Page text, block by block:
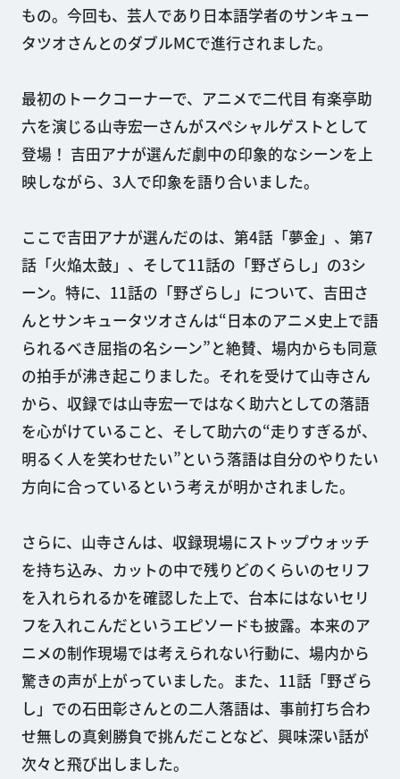
もの。今回も、芸人であり日本語学者のサンキュー
タツオさんとのダブルMCで進行されました。
最初のトークコーナーで、アニメで二代目 有楽亭助
六を演じる山寺宏一さんがスペシャルゲストとして
登場！ 吉田アナが選んだ劇中の印象的なシーンを上
映しながら、3人で印象を語り合いました。
ここで吉田アナが選んだのは、第4話「夢金」、第7
話「火焔太鼓」、そして11話の「野ざらし」の3シ
ーン。特に、11話の「野ざらし」について、吉田さ
んとサンキュータツオさんは“日本のアニメ史上で語
られるべき屈指の名シーン”と絶賛、場内からも同意
の拍手が沸き起こりました。それを受けて山寺さん
から、収録では山寺宏一ではなく助六としての落語
を心がけていること、そして助六の“走りすぎるが、
明るく人を笑わせたい”という落語は自分のやりたい
方向に合っているという考えが明かされました。
さらに、山寺さんは、収録現場にストップウォッチ
を持ち込み、カットの中で残りどのくらいのセリフ
を入れられるかを確認した上で、台本にはないセリ
フを入れこんだというエピソードも披露。本来のア
ニメの制作現場では考えられない行動に、場内から
驚きの声が上がっていました。また、11話「野ざら
し」での石田彰さんとの二人落語は、事前打ち合わ
せ無しの真剣勝負で挑んだことなど、興味深い話が
次々と飛び出しました。